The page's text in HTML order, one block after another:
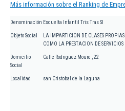
Más información sobre el Ranking de
Denominación Escuelta Infantil Tris Tras Sl
Objeto Social
LA IMPARTICION DE CLASES
COMO LA PRESTACION DE
Domicilio
Social
Calle Rodriguez Moure , 22
Localidad san Cristobal de la Laguna